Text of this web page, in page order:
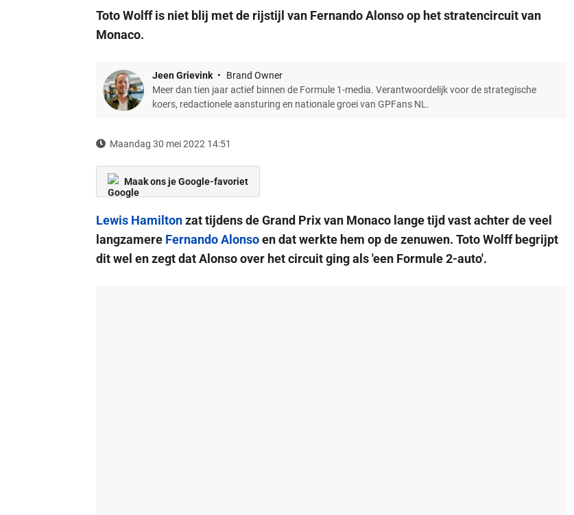
Toto Wolff is niet blij met de rijstijl van Fernando Alonso op het stratencircuit van
Monaco.
Jeen Grievink
Brand Owner
Meer dan tien jaar actief binnen de Formule 1-media. Verantwoordelijk voor de strategische
koers, redactionele aansturing en nationale groei van GPFans NL.
Maandag 30 mei 2022 14:51
Maak ons je Google-favoriet
Lewis Hamiltonzat tijdens de Grand Prix van Monaco lange tijd vast achter de veel
langzamere Fernando Alonsoen dat werkte hem op de zenuwen. Toto Wolff begrijpt
dit wel en zegt dat Alonso over het circuit ging als 'een Formule 2-auto'.